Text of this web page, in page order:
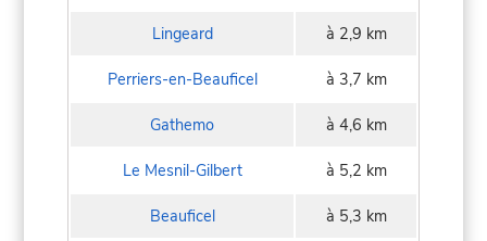
Lingeard à 2,9 km
Perriers-en-Beauficel à 3,7 km
Gathemo à 4,6 km
Le Mesnil-Gilbert à 5,2 km
Beauficel à 5,3 km